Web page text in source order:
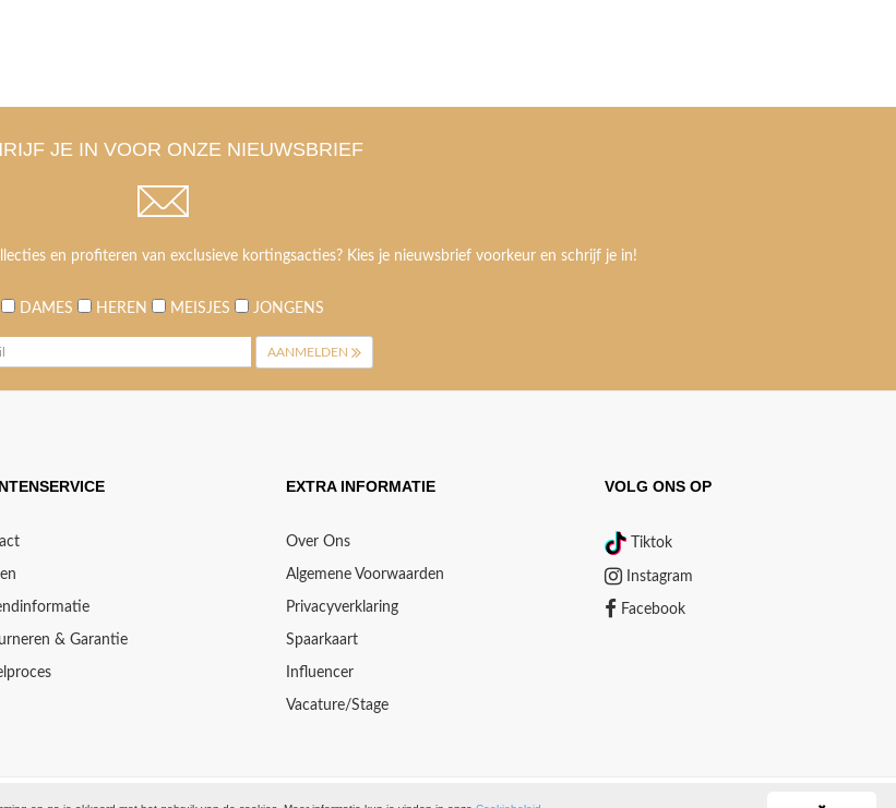
JE IN VOOR ONZE NIEUWSBRIEF
en profiteren van exclusieve kortingsacties? Kies je nieuwsbrief voorkeur en schrijf je in!
DAMES HEREN MEISJES JONGENS
AANMELDEN
& Garantie
EXTRA INFORMATIE
Over Ons
Algemene Voorwaarden
Privacyverklaring
Spaarkaart
Influencer
Vacature/Stage
VOLG ONS OP
Tiktok
Instagram
Facebook